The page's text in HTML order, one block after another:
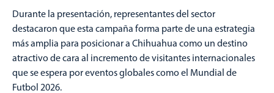
Durante la presentación, representantes del sector
destacaron que esta campaña forma parte de una estrategia
más amplia para posicionar a Chihuahua como un destino
atractivo de cara al incremento de visitantes internacionales
que se espera por eventos globales como el Mundial de
Futbol 2026.